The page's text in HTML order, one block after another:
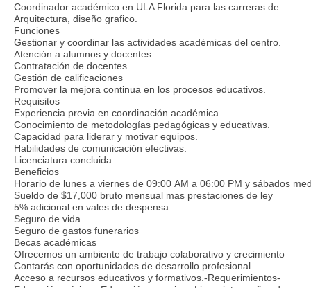
Coordinador académico en ULA Florida para las carreras de
Arquitectura, diseño grafico.
Funciones
Gestionar y coordinar las actividades académicas del centro.
Atención a alumnos y docentes
Contratación de docentes
Gestión de calificaciones
Promover la mejora continua en los procesos educativos.
Requisitos
Experiencia previa en coordinación académica.
Conocimiento de metodologías pedagógicas y educativas.
Capacidad para liderar y motivar equipos.
Habilidades de comunicación efectivas.
Licenciatura concluida.
Beneficios
Horario de lunes a viernes de 09:00 AM a 06:00 PM y sábados
Sueldo de $17,000 bruto mensual mas prestaciones de ley
5% adicional en vales de despensa
Seguro de vida
Seguro de gastos funerarios
Becas académicas
Ofrecemos un ambiente de trabajo colaborativo y crecimiento
Contarás con oportunidades de desarrollo profesional.
Acceso a recursos educativos y formativos.-Requerimientos-